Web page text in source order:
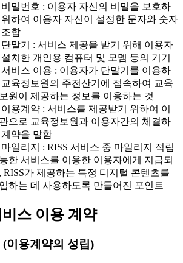
밀번호 : 이용자 자신의 비밀을 보호하
위하여 이용자 자신이 설정한 문자와 숫자
합
말기 : 서비스 제공을 받기 위해 이용자
치한 개인용 컴퓨터 및 모뎀 등의 기기
비스 이용 : 이용자가 단말기를 이용하
교육정보원의 주전산기에 접속하여 교육
원이 제공하는 정보를 이용하는 것
용계약 : 서비스를 제공받기 위하여 이
으로 교육정보원과 이용자간의 체결하
계약을 말함
일리지 : RISS 서비스 중 마일리지 적립
한 서비스를 이용한 이용자에게 지급되
RISS가 제공하는 특정 디지털 콘텐츠를
하는 데 사용하도록 만들어진 포인트
스 이용 계약
(이용계약의 성립)